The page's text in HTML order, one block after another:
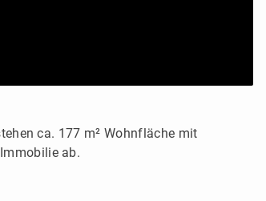
ca. 177 m² Wohnfläche mit
ab.